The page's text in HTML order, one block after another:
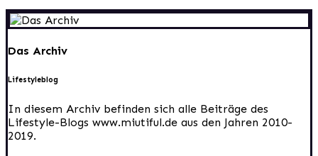
Das Archiv
Lifestyleblog
In diesem Archiv befinden sich alle Beiträge des
Lifestyle-Blogs www.miutiful.de aus den Jahren 2010-
2019.